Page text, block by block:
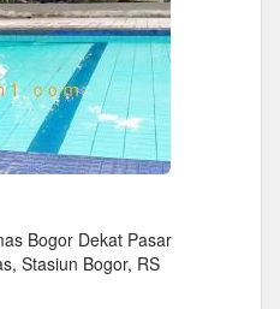
Bogor Dekat Pasar
Stasiun Bogor, RS